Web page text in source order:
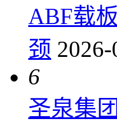
ABF载
颈
6
圣泉集